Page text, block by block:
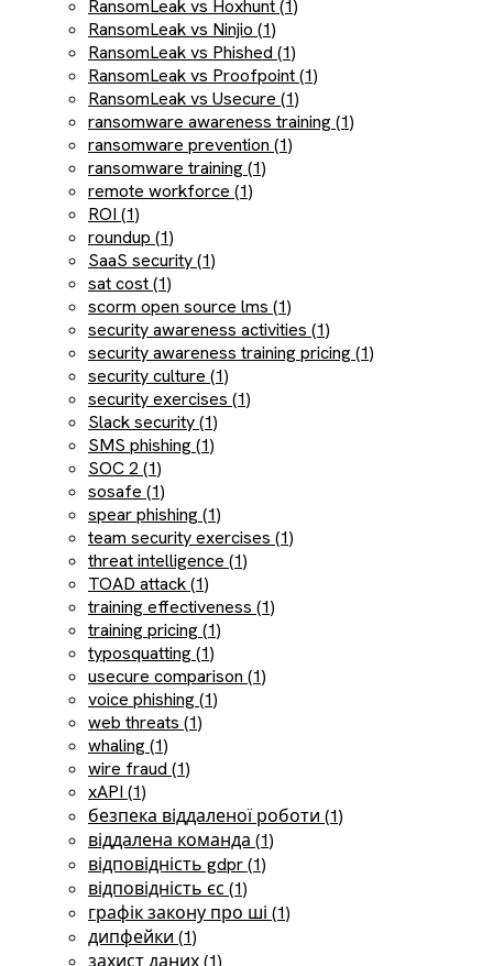
RansomLeak vs Hoxhunt (1)
RansomLeak vs Ninjio (1)
RansomLeak vs Phished (1)
RansomLeak vs Proofpoint (1)
RansomLeak vs Usecure (1)
ransomware awareness training (1)
ransomware prevention (1)
ransomware training (1)
remote workforce (1)
ROI (1)
roundup (1)
SaaS security (1)
sat cost (1)
scorm open source lms (1)
security awareness activities (1)
security awareness training pricing (1)
security culture (1)
security exercises (1)
Slack security (1)
SMS phishing (1)
SOC 2 (1)
sosafe (1)
spear phishing (1)
team security exercises (1)
threat intelligence (1)
TOAD attack (1)
training effectiveness (1)
training pricing (1)
typosquatting (1)
usecure comparison (1)
voice phishing (1)
web threats (1)
whaling (1)
wire fraud (1)
xAPI (1)
безпека віддаленої роботи (1)
віддалена команда (1)
відповідність gdpr (1)
відповідність єс (1)
графік закону про ші (1)
дипфейки (1)
захист даних (1)